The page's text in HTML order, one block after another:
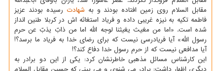
مقابل السلام روی زمین افتاده بودند و به شهادت رسیده بودند عزیز
فاطمه تکیه به نیزه غریبی داده و فریاد استغاثه اش در کربلا طنین انداز
شده است. «اما من مغیث یغیثنا لوجه الله اما من ذابّ یذبّ عن حرم
رسول الله» آیا فریادرسی نیست که برای رضای خدا به فریاد ما برسد؟!
آیا مدافعی نیست که از حرم رسول خدا دفاع کند؟!
این کارشناس مسائل مذهبی خاطرنشان کرد: یکی از این دو برادر به